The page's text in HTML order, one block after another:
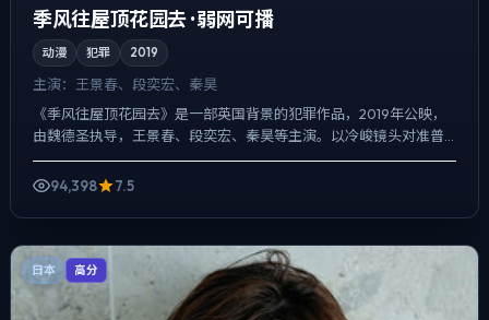
季风往屋顶花园去 · 弱网可播
动漫 犯罪 2019
主演： 王景春、段奕宏、秦昊
《季风往屋顶花园去》是一部英国背景的犯罪作品，2019年公映，
由魏德圣执导，王景春、段奕宏、秦昊等主演。以冷峻镜头对准普
通人的抉择瞬间，真相并非一次性抛出，而是在对话与物件细节...
94,398
7.5
日本 高分